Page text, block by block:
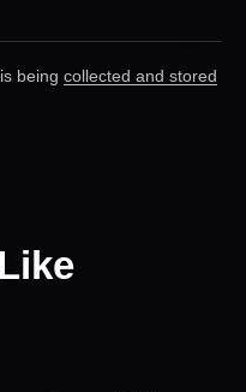
beingcollected and stored